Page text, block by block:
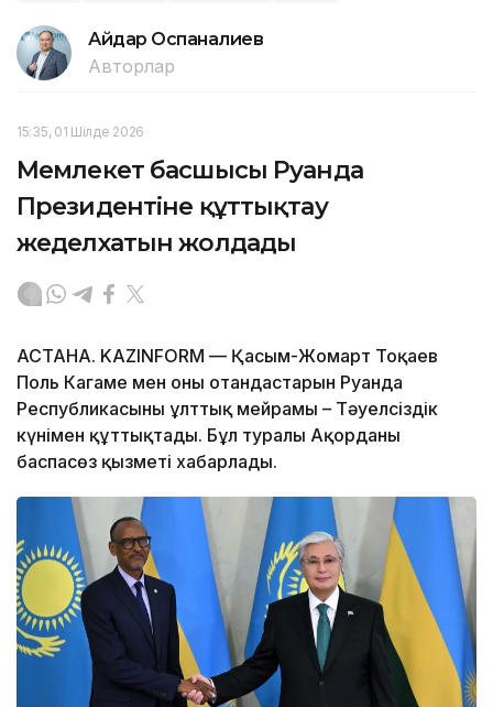
Айдар Оспаналиев
Авторлар
15:35, 01 Шілде 2026
Мемлекет басшысы Руанда
Президентіне құттықтау
жеделхатын жолдады
АСТАНА. KAZINFORM — Қасым-Жомарт Тоқаев
Поль Кагаме мен оның отандастарын Руанда
Республикасының ұлттық мейрамы – Тәуелсіздік
күнімен құттықтады. Бұл туралы Ақорданың
баспасөз қызметі хабарлады.